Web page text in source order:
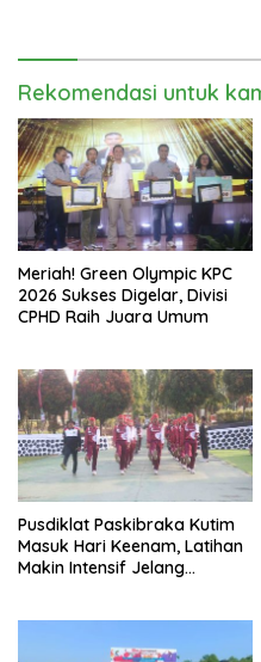
Rekomendasi untuk
Meriah! Green Olympic KPC
2026 Sukses Digelar, Divisi
CPHD Raih Juara Umum
Pusdiklat Paskibraka Kutim
Masuk Hari Keenam, Latihan
Makin Intensif Jelang